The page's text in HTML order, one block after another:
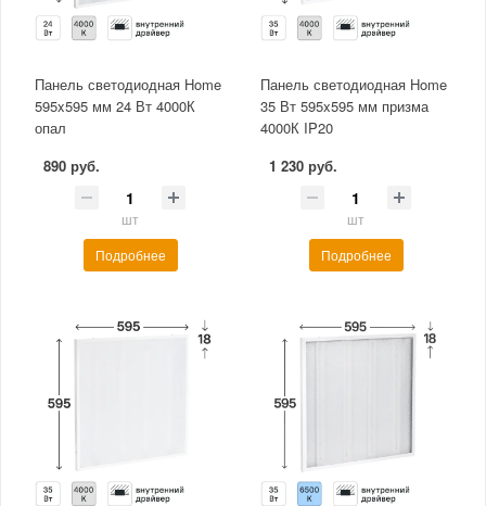
Панель светодиодная Home
595x595 мм 24 Вт 4000К
опал
890 руб.
шт
Подробнее
Панель светодиодная Home
35 Вт 595x595 мм призма
4000К IP20
1 230 руб.
шт
Подробнее